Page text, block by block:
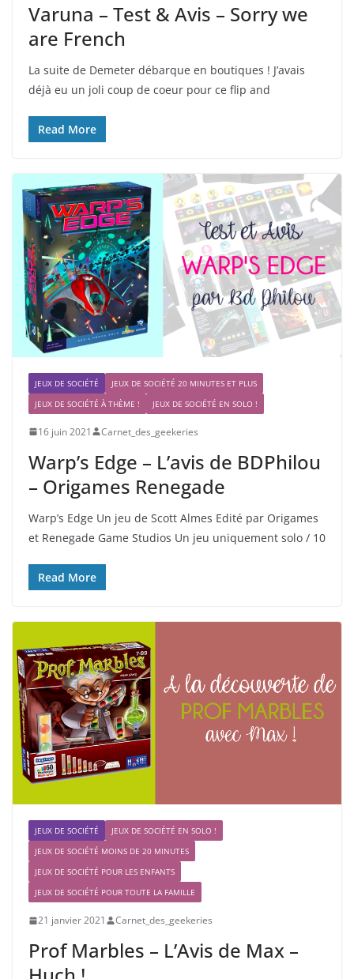
Varuna – Test & Avis – Sorry we
are French
La suite de Demeter débarque en boutiques ! J’avais
déjà eu un joli coup de coeur pour ce flip and
Read More
JEUX DE SOCIÉTÉ
JEUX DE SOCIÉTÉ 20 MINUTES ET PLUS
JEUX DE SOCIÉTÉ À THÈME !
JEUX DE SOCIÉTÉ EN SOLO !
16 juin 2021 Carnet_des_geekeries
Warp’s Edge – L’avis de BDPhilou
– Origames Renegade
Warp’s Edge Un jeu de Scott Almes Edité par Origames
et Renegade Game Studios Un jeu uniquement solo / 10
Read More
JEUX DE SOCIÉTÉ
JEUX DE SOCIÉTÉ EN SOLO !
JEUX DE SOCIÉTÉ MOINS DE 20 MINUTES
JEUX DE SOCIÉTÉ POUR LES ENFANTS
JEUX DE SOCIÉTÉ POUR TOUTE LA FAMILLE
21 janvier 2021 Carnet_des_geekeries
Prof Marbles – L’Avis de Max –